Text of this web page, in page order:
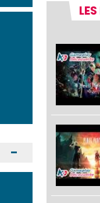
Ouvrir /